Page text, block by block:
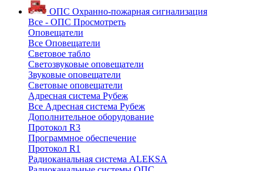
ОПС Охранно-пожарная сигнализация
Все - ОПС Просмотреть
Оповещатели
Все Оповещатели
Световое табло
Светозвуковые оповещатели
Звуковые оповещатели
Световые оповещатели
Адресная система Рубеж
Все Адресная система Рубеж
Дополнительное оборудование
Протокол R3
Программное обеспечение
Протокол R1
Радиоканальная система ALEKSA